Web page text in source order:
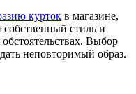
курток в магазине,
стиль и
Выбор
неповторимый образ.